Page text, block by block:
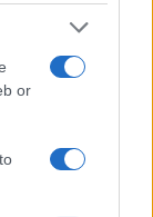
or